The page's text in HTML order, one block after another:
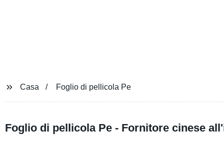
Casa Foglio di pellicola Pe
Foglio di pellicola Pe - Fornitore cinese